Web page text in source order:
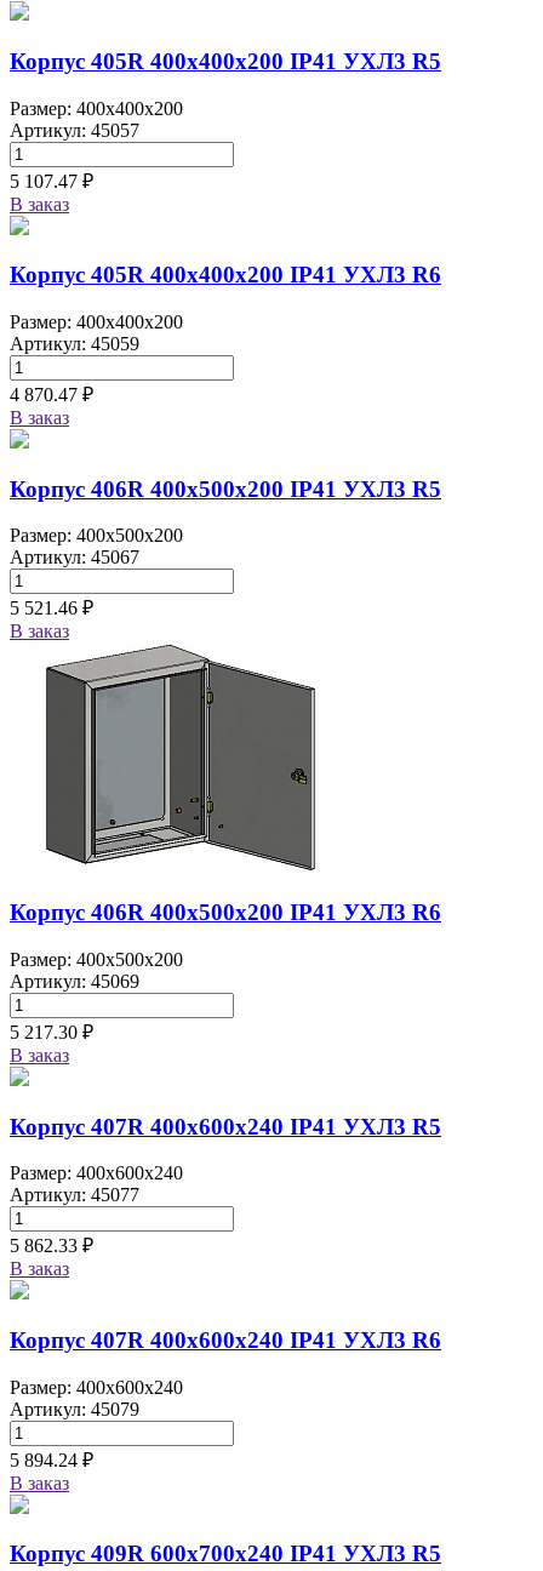
Корпус 405R 400х400х200 IP41 УХЛ3 R5
Размер: 400x400x200
Артикул: 45057
5 107.47 ₽
В заказ
Корпус 405R 400х400х200 IP41 УХЛ3 R6
Размер: 400x400x200
Артикул: 45059
4 870.47 ₽
В заказ
Корпус 406R 400х500х200 IP41 УХЛ3 R5
Размер: 400x500x200
Артикул: 45067
5 521.46 ₽
В заказ
Корпус 406R 400х500х200 IP41 УХЛ3 R6
Размер: 400x500x200
Артикул: 45069
5 217.30 ₽
В заказ
Корпус 407R 400х600х240 IP41 УХЛ3 R5
Размер: 400x600x240
Артикул: 45077
5 862.33 ₽
В заказ
Корпус 407R 400х600х240 IP41 УХЛ3 R6
Размер: 400x600x240
Артикул: 45079
5 894.24 ₽
В заказ
Корпус 409R 600х700х240 IP41 УХЛ3 R5